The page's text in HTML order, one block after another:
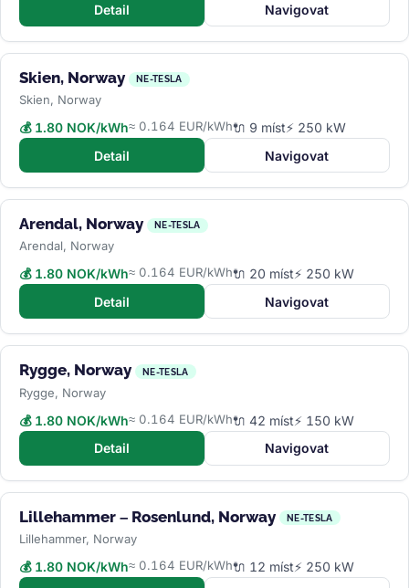
Detail
Navigovat
Skien, Norway NE-TESLA
Skien, Norway
💰 1.80 NOK/kWh≈ 0.164 EUR/kWh🔌 9 míst⚡ 250 kW
Detail
Navigovat
Arendal, Norway NE-TESLA
Arendal, Norway
💰 1.80 NOK/kWh≈ 0.164 EUR/kWh🔌 20 míst⚡ 250 kW
Detail
Navigovat
Rygge, Norway NE-TESLA
Rygge, Norway
💰 1.80 NOK/kWh≈ 0.164 EUR/kWh🔌 42 míst⚡ 150 kW
Detail
Navigovat
Lillehammer – Rosenlund, Norway NE-TESLA
Lillehammer, Norway
💰 1.80 NOK/kWh≈ 0.164 EUR/kWh🔌 12 míst⚡ 250 kW